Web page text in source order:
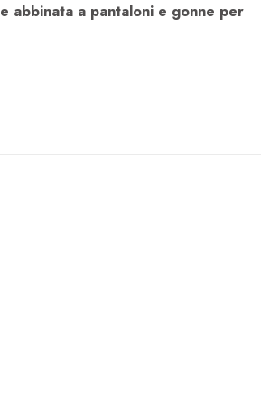
abbinata a pantaloni e gonne per